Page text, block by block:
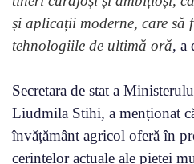
și aplicații moderne, care să
tehnologiile de ultimă oră, a
Secretara de stat a
Liudmila Stihi, a menționat
învățământ agricol oferă în
cerințelor actuale ale pieței